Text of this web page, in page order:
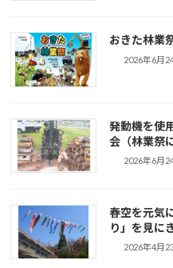
おきた林業
2026年6月
発動機を使
会（林業祭
2026年6月
春空を元気
り」を見に
2026年4月